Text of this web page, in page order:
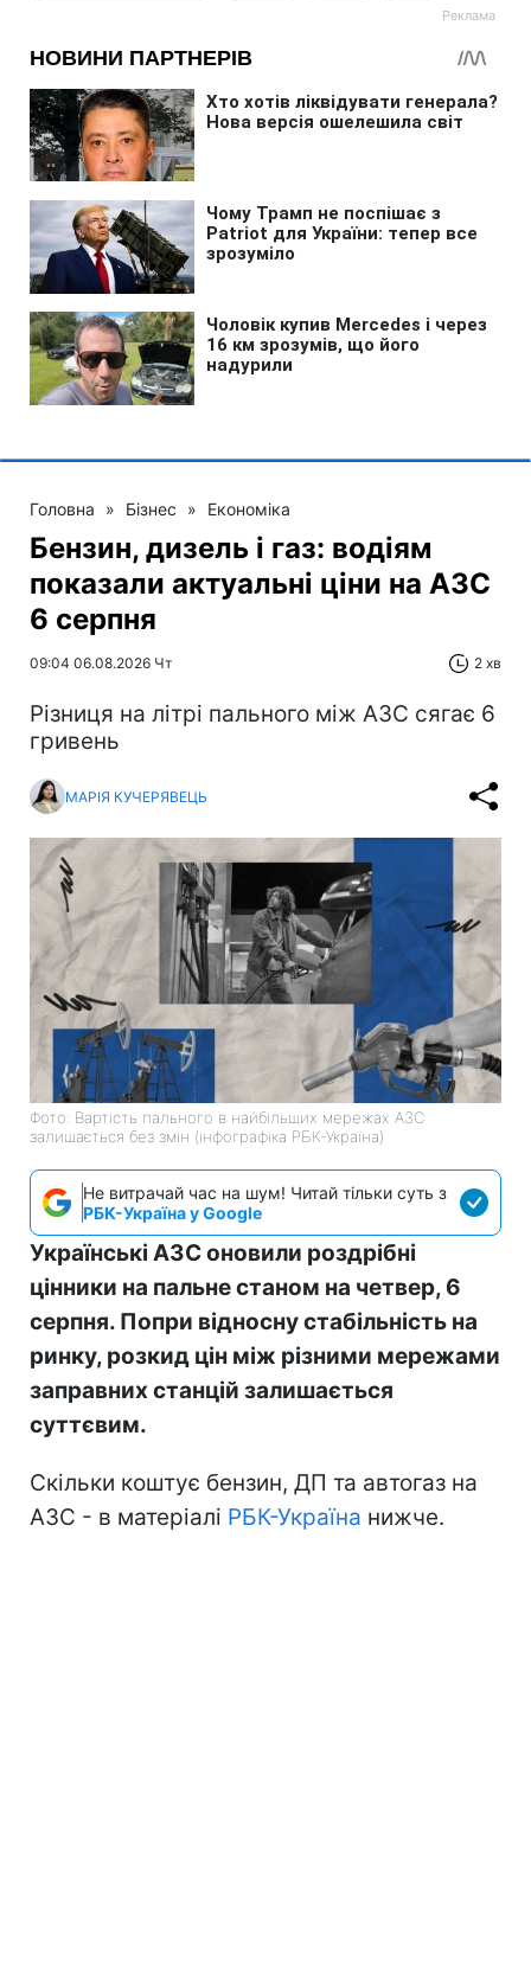
Головна » Бізнес » Економіка
Бензин, дизель і газ: водіям
показали актуальні ціни на АЗС
6 серпня
09:04 06.08.2026 Чт 2 хв
Різниця на літрі пального між АЗС сягає 6
гривень
МАРІЯ КУЧЕРЯВЕЦЬ
Фото: Вартість пального в найбільших мережах АЗС
залишається без змін (інфографіка РБК-Україна)
Не витрачай час на шум! Читай тільки суть з
РБК-Україна у Google
Українські АЗС оновили роздрібні
цінники на пальне станом на четвер, 6
серпня. Попри відносну стабільність на
ринку, розкид цін між різними мережами
заправних станцій залишається
суттєвим.
Скільки коштує бензин, ДП та автогаз на
АЗС - в матеріалі РБК-Україна нижче.